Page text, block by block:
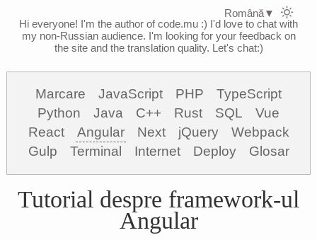
Hi everyone! I'm the author of code.mu :) I'd love to chat with
my non-Russian audience. I'm looking for your feedback on
the site and the translation quality. Let's chat:)
Marcare JavaScript PHP
TypeScript
Python
Java C++ Rust SQL
Vue
React
Angular Next jQuery
Webpack
Gulp
Terminal Internet Deploy Glosar
Tutorial despre framework-ul
Angular
Română▼